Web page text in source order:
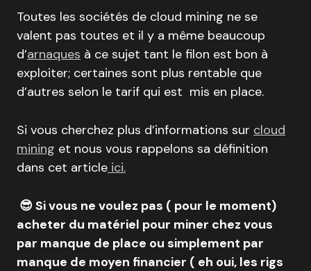
Toutes les sociétés de cloud mining ne se
valent pas toutes et il y a même beaucoup
d’arnaques à ce sujet tant le filon est bon à
exploiter; certaines sont plus rentable que
d’autres selon le tarif qui est mis en place.
Si vous cherchez plus d’informations sur cloud
mining et nous vous rappelons sa définition
dans cet article ici.
😎 Si vous ne voulez pas ( pour le moment)
acheter du matériel pour miner chez vous
par manque de place ou simplement par
manque de moyen financier ( eh oui, les rigs